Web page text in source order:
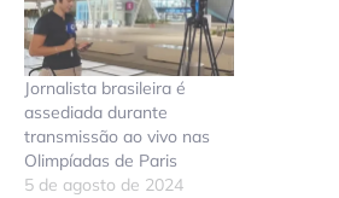
Jornalista brasileira é
assediada durante
transmissão ao vivo nas
Olimpíadas de Paris
5 de agosto de 2024